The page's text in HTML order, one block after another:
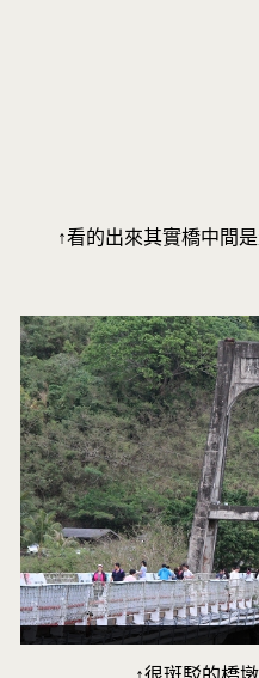
↑看的出來其實橋中間